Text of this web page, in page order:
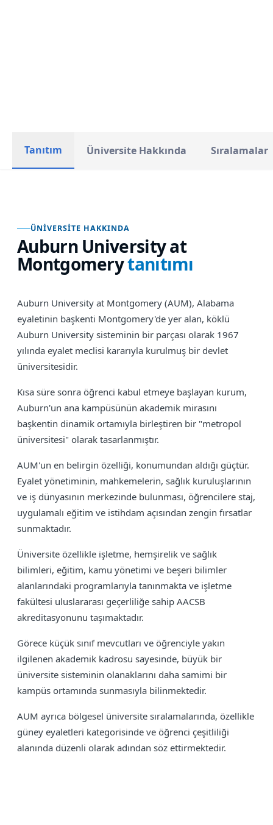
Tanıtım Üniversite Hakkında Sıralamalar
ÜNIVERSITE HAKKINDA
Auburn University at
Montgomerytanıtımı
Auburn University at Montgomery (AUM), Alabama
eyaletinin başkenti Montgomery'de yer alan, köklü
Auburn University sisteminin bir parçası olarak 1967
yılında eyalet meclisi kararıyla kurulmuş bir devlet
üniversitesidir.
Kısa süre sonra öğrenci kabul etmeye başlayan kurum,
Auburn'un ana kampüsünün akademik mirasını
başkentin dinamik ortamıyla birleştiren bir "metropol
üniversitesi" olarak tasarlanmıştır.
AUM'un en belirgin özelliği, konumundan aldığı güçtür.
Eyalet yönetiminin, mahkemelerin, sağlık kuruluşlarının
ve iş dünyasının merkezinde bulunması, öğrencilere staj,
uygulamalı eğitim ve istihdam açısından zengin fırsatlar
sunmaktadır.
Üniversite özellikle işletme, hemşirelik ve sağlık
bilimleri, eğitim, kamu yönetimi ve beşeri bilimler
alanlarındaki programlarıyla tanınmakta ve işletme
fakültesi uluslararası geçerliliğe sahip AACSB
akreditasyonunu taşımaktadır.
Görece küçük sınıf mevcutları ve öğrenciyle yakın
ilgilenen akademik kadrosu sayesinde, büyük bir
üniversite sisteminin olanaklarını daha samimi bir
kampüs ortamında sunmasıyla bilinmektedir.
AUM ayrıca bölgesel üniversite sıralamalarında, özellikle
güney eyaletleri kategorisinde ve öğrenci çeşitliliği
alanında düzenli olarak adından söz ettirmektedir.